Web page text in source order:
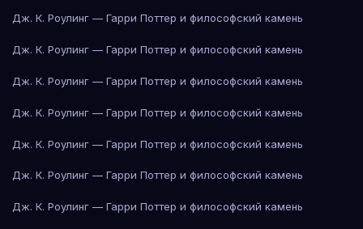
Дж. К. Роулинг — Гарри Поттер и философский камень
Дж. К. Роулинг — Гарри Поттер и философский камень
Дж. К. Роулинг — Гарри Поттер и философский камень
Дж. К. Роулинг — Гарри Поттер и философский камень
Дж. К. Роулинг — Гарри Поттер и философский камень
Дж. К. Роулинг — Гарри Поттер и философский камень
Дж. К. Роулинг — Гарри Поттер и философский камень